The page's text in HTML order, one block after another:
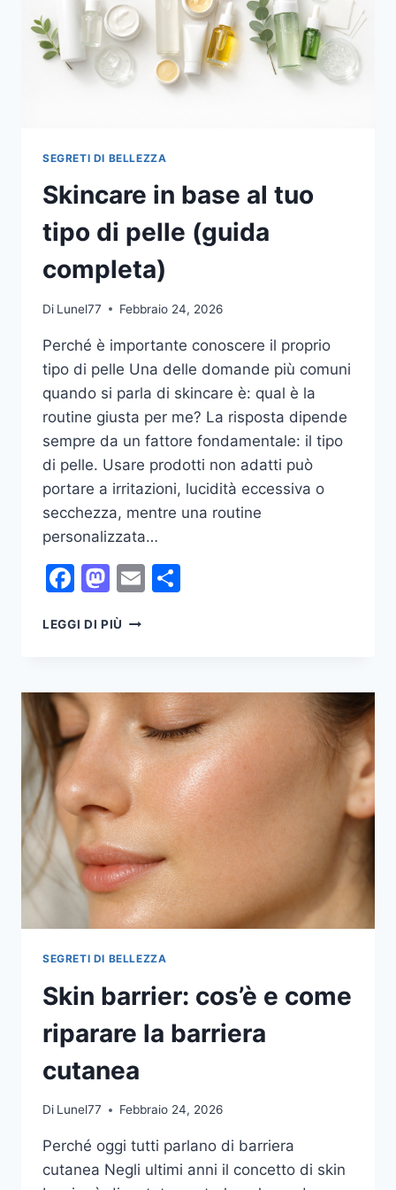
SEGRETI DI BELLEZZA
Skincare in base al tuo
tipo di pelle (guida
completa)
Di Lunel77 Febbraio 24, 2026
Perché è importante conoscere il proprio
tipo di pelle Una delle domande più comuni
quando si parla di skincare è: qual è la
routine giusta per me? La risposta dipende
sempre da un fattore fondamentale: il tipo
di pelle. Usare prodotti non adatti può
portare a irritazioni, lucidità eccessiva o
secchezza, mentre una routine
personalizzata…
Facebook
Mastodon
Email
LEGGI DI PIÙ SKINCARE
TUO
DI
PELLE
(GUIDA
COMPLETA)
SEGRETI DI BELLEZZA
Skin barrier: cos’è e come
riparare la barriera
cutanea
Di Lunel77 Febbraio 24, 2026
Perché oggi tutti parlano di barriera
cutanea Negli ultimi anni il concetto di skin